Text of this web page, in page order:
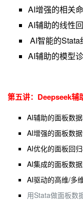
AI增强的相关
AI辅助的线性
AI智能的Stata
AI辅助的模型
第五讲： Deepseek辅
AI辅助的面板数
AI增强的面板数
AI优化的面板回
AI集成的面板数
AI驱动的高维/多
用Stata做面板数